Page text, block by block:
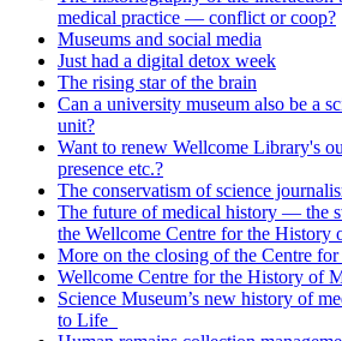
medical practice — conflict or coop?
Museums and social media
Just had a digital detox week
The rising star of the brain
Can a university museum also be a
unit?
Want to renew Wellcome Library's
presence etc.?
The conservatism of science
The future of medical history — the
the Wellcome Centre for the History
More on the closing of the Centre
Wellcome Centre for the History of
Science Museum’s new history of
to Life_